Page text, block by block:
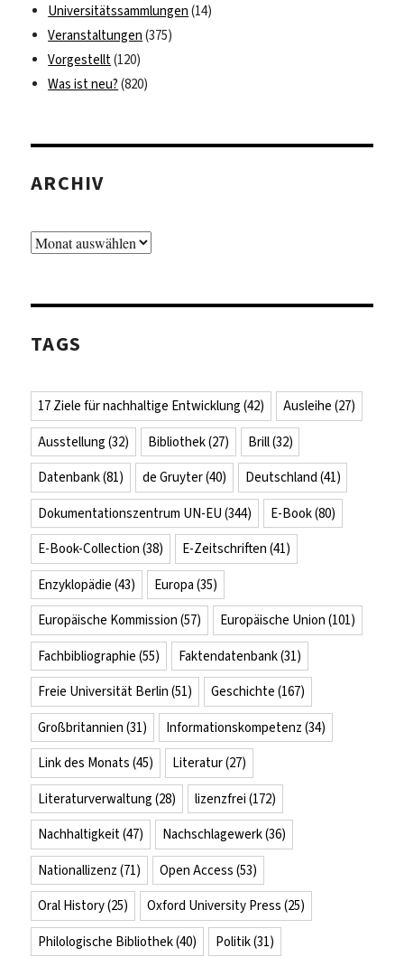
Universitätssammlungen (14)
Veranstaltungen (375)
Vorgestellt(120)
Was ist neu? (820)
ARCHIV
Archiv
TAGS
17 Ziele für nachhaltige Entwicklung (42) Ausleihe (27)
Ausstellung (32) Bibliothek(27) Brill(32)
Datenbank(81) de Gruyter(40) Deutschland (41)
Dokumentationszentrum UN-EU (344) E-Book(80)
E-Book-Collection (38) E-Zeitschriften (41)
Enzyklopädie (43) Europa (35)
Europäische Kommission (57) Europäische Union (101)
Fachbibliographie (55) Faktendatenbank(31)
Freie Universität Berlin (51) Geschichte (167)
Großbritannien (31) Informationskompetenz (34)
Link des Monats (45) Literatur(27)
Literaturverwaltung (28) lizenzfrei (172)
Nachhaltigkeit(47) Nachschlagewerk(36)
Nationallizenz (71) Open Access (53)
Oral History(25) Oxford University Press (25)
Philologische Bibliothek(40) Politik(31)